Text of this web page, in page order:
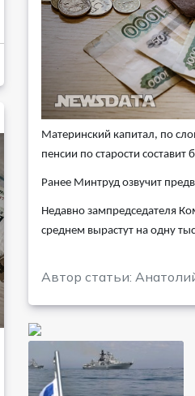
Материнский капитал, по
пенсии по старости составит
Ранее Минтруд озвучит
Недавно зампредседателя
среднем вырастут на одну
Автор статьи: